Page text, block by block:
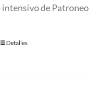
intensivo de Patroneo
Detalles